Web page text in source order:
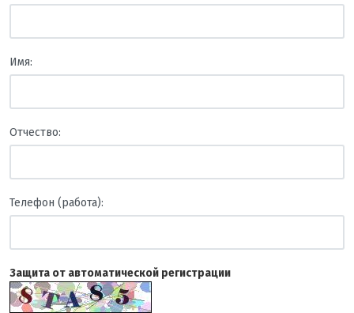
Имя:
Отчество:
Телефон (работа):
Защита от автоматической регистрации